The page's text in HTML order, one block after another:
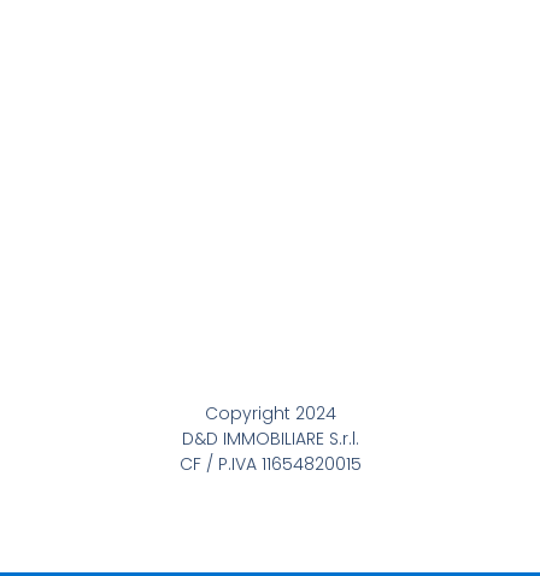
Copyright 2024
D&D IMMOBILIARE S.r.l.
CF / P.IVA 11654820015